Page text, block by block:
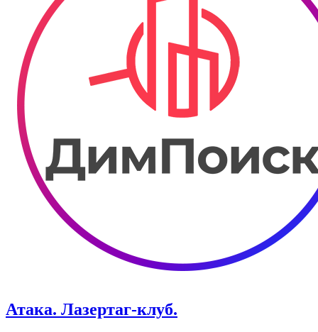
Атака. ​Лазертаг-клуб.